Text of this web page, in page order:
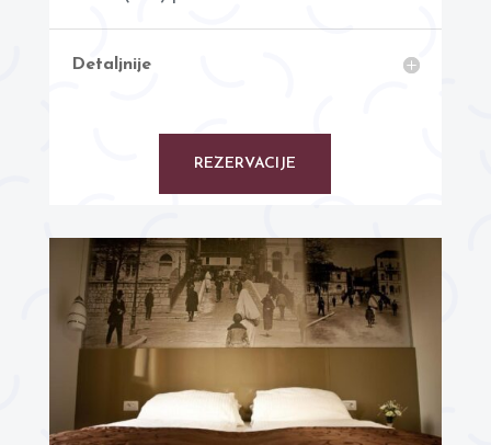
Detaljnije
REZERVACIJE